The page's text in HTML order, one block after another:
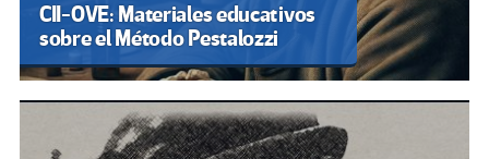
CII-OVE: Materiales educativos
sobre el Método Pestalozzi